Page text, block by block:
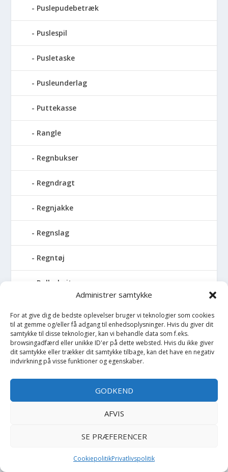
Administrer samtykke
For at give dig de bedste oplevelser bruger vi teknologier som cookies
til at gemme og/eller få adgang til enhedsoplysninger. Hvis du giver dit
samtykke til disse teknologier, kan vi behandle data som f.eks.
browsingadfærd eller unikke ID'er på dette websted. Hvis du ikke giver
dit samtykke eller trækker dit samtykke tilbage, kan det have en negativ
indvirkning på visse funktioner og egenskaber.
GODKEND
AFVIS
SE PRÆFERENCER
CookiepolitikPrivatlivspolitik
Puslepudebetræk
Puslespil
Pusletaske
Pusleunderlag
Puttekasse
Rangle
Regnbukser
Regndragt
Regnjakke
Regnslag
Regntøj
Rulleskøjter
Sandal
Sandlegetøj
Sengehimmel
Sengelomme